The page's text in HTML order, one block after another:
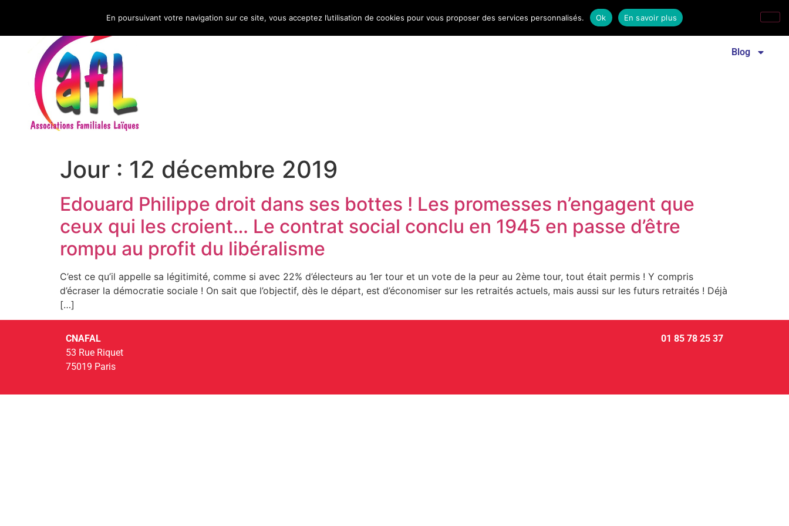
CNAFAL Bulletin d’information Infos conso Consomag Revue familles laïques Communiqué de presse
Blog
Jour : 12 décembre 2019
Edouard Philippe droit dans ses bottes ! Les promesses n’engagent que
ceux qui les croient… Le contrat social conclu en 1945 en passe d’être
rompu au profit du libéralisme
C’est ce qu’il appelle sa légitimité, comme si avec 22% d’électeurs au 1er tour et un vote de la peur au 2ème tour, tout était permis ! Y compris
d’écraser la démocratie sociale ! On sait que l’objectif, dès le départ, est d’économiser sur les retraités actuels, mais aussi sur les futurs retraités ! Déjà
[…]
CNAFAL
53 Rue Riquet
75019 Paris
01 85 78 25 37
En poursuivant votre navigation sur ce site, vous acceptez l’utilisation de cookies pour vous proposer des services personnalisés. Ok En savoir plus